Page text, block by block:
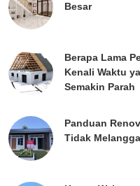
Besar
Berapa Lama
Kenali Waktu
Semakin Parah
Panduan
Tidak